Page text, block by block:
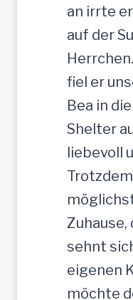
an irrte
auf der
fiel er
Bea in
Shelter
liebevoll
Zuhause,
sehnt
eigenen
möchte